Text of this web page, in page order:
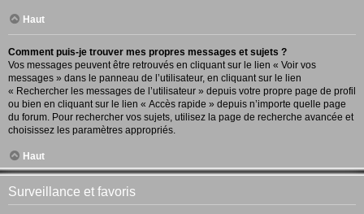
Haut
Comment puis-je trouver mes propres messages et sujets ?
Vos messages peuvent être retrouvés en cliquant sur le lien « Voir vos
messages » dans le panneau de l’utilisateur, en cliquant sur le lien
« Rechercher les messages de l’utilisateur » depuis votre propre page de profil
ou bien en cliquant sur le lien « Accès rapide » depuis n’importe quelle page
du forum. Pour rechercher vos sujets, utilisez la page de recherche avancée et
choisissez les paramètres appropriés.
Haut
Surveillance et favoris